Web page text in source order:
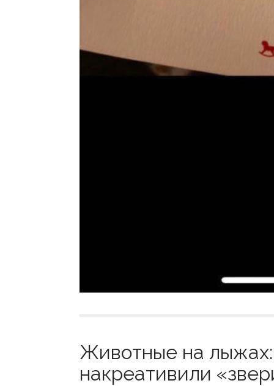
Животные на
накреативили